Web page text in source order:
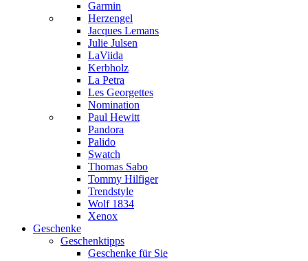
Garmin
Herzengel
Jacques Lemans
Julie Julsen
LaViida
Kerbholz
La Petra
Les Georgettes
Nomination
Paul Hewitt
Pandora
Palido
Swatch
Thomas Sabo
Tommy Hilfiger
Trendstyle
Wolf 1834
Xenox
Geschenke
Geschenktipps
Geschenke für Sie